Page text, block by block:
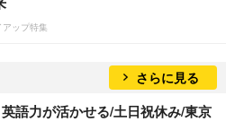
ップ特集
さらに見る
英語力が活かせる/土日祝休み/東京